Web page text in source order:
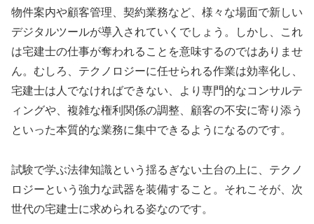
物件案内や顧客管理、契約業務など、様々な場面で新しい
デジタルツールが導入されていくでしょう。しかし、これ
は宅建士の仕事が奪われることを意味するのではありませ
ん。むしろ、テクノロジーに任せられる作業は効率化し、
宅建士は人でなければできない、より専門的なコンサルテ
ィングや、複雑な権利関係の調整、顧客の不安に寄り添う
といった本質的な業務に集中できるようになるのです。
試験で学ぶ法律知識という揺るぎない土台の上に、テクノ
ロジーという強力な武器を装備すること。それこそが、次
世代の宅建士に求められる姿なのです。